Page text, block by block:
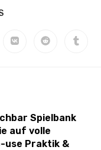
Spielbank
auf volle
use Praktik &